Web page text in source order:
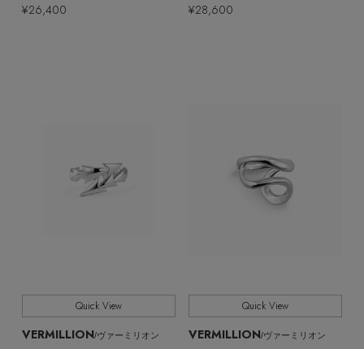
¥26,400 ¥28,600
Quick View
VERMILLION/ヴァーミリオン
Quick View
VERMILLION/ヴァーミリオン